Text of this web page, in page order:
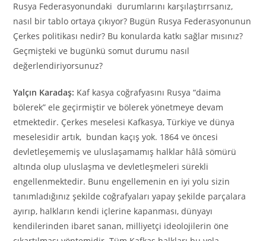
Rusya Federasyonundaki durumlarını karşılaştırrsanız,
nasıl bir tablo ortaya çıkıyor? Bugün Rusya Federasyonunun
Çerkes politikası nedir? Bu konularda katkı sağlar mısınız?
Geçmişteki ve bugünkü somut durumu nasıl
değerlendiriyorsunuz?
Yalçın Karadaş: Kaf kasya coğrafyasını Rusya “daima
bölerek” ele geçirmiştir ve bölerek yönetmeye devam
etmektedir. Çerkes meselesi Kafkasya, Türkiye ve dünya
meselesidir artık, bundan kaçış yok. 1864 ve öncesi
devletleşememiş ve uluslaşamamış halklar hâlâ sömürü
altında olup uluslaşma ve devletleşmeleri sürekli
engellenmektedir. Bunu engellemenin en iyi yolu sizin
tanımladığınız şekilde coğrafyaları yapay şekilde parçalara
ayırıp, halkların kendi içlerine kapanması, dünyayı
kendilerinden ibaret sanan, milliyetçi ideolojilerin öne